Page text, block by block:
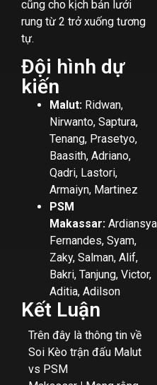
cũng cho kịch bản lưới
rung từ 2 trở xuống tương
tự.
Đội hình dự
kiến
Malut: Ridwan,
Nirwanto, Saptura,
Tenang, Prasetyo,
Baasith, Adriano,
Qadri, Lastori,
Armaiyn, Martinez
PSM
Makassar:
Fernandes, Syam,
Zaky, Salman, Alif,
Bakri, Tanjung, Victor,
Aditia, Adilson
Kết Luận
Trên đây là thông tin về
Soi Kèo trận đấu Malut
vs PSM